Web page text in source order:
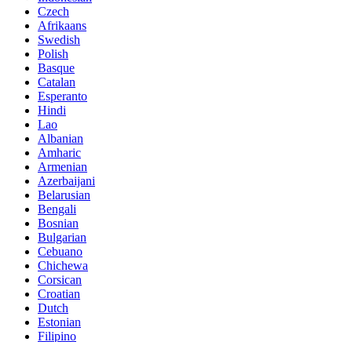
Czech
Afrikaans
Swedish
Polish
Basque
Catalan
Esperanto
Hindi
Lao
Albanian
Amharic
Armenian
Azerbaijani
Belarusian
Bengali
Bosnian
Bulgarian
Cebuano
Chichewa
Corsican
Croatian
Dutch
Estonian
Filipino